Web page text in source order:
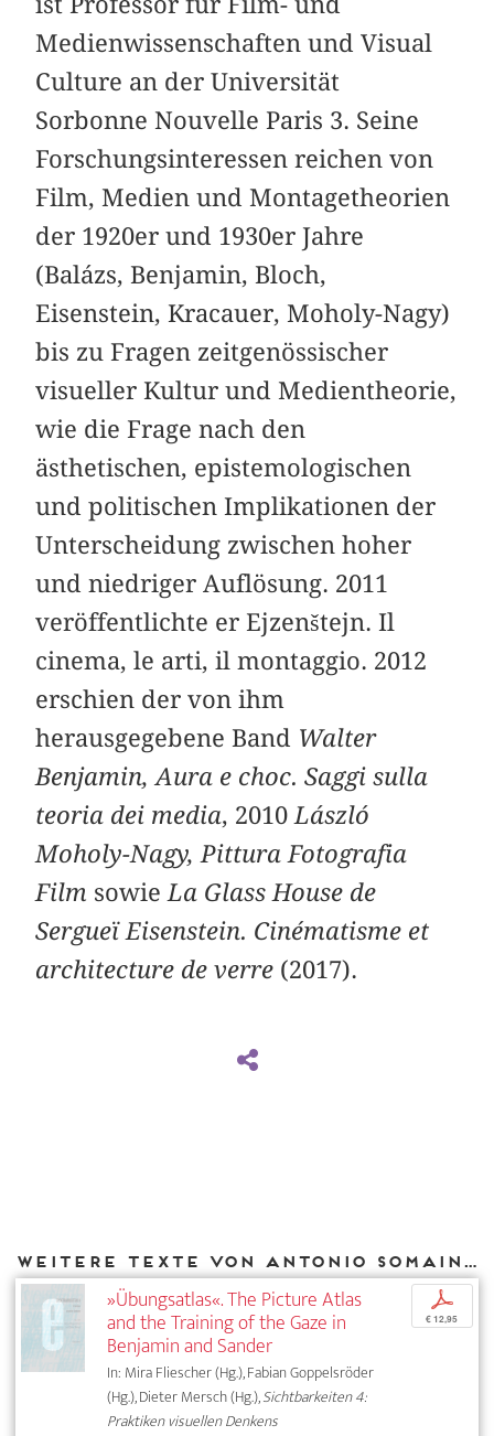
Medienwissenschaften und Visual
Culture an der Universität
Sorbonne Nouvelle Paris 3. Seine
Forschungsinteressen reichen von
Film, Medien und Montagetheorien
der 1920er und 1930er Jahre
(Balázs, Benjamin, Bloch,
Eisenstein, Kracauer, Moholy-Nagy)
bis zu Fragen zeitgenössischer
visueller Kultur und Medientheorie,
wie die Frage nach den
ästhetischen, epistemologischen
und politischen Implikationen der
Unterscheidung zwischen hoher
und niedriger Auflösung. 2011
veröffentlichte er Ejzenštejn. Il
cinema, le arti, il montaggio. 2012
erschien der von ihm
herausgegebene Band Walter
Benjamin, Aura e choc. Saggi sulla
teoria dei media, 2010László
Moholy-Nagy, Pittura Fotografia
Film sowie La Glass House de
Sergueï Eisenstein. Cinématisme et
architecture de verre (2017).
Weitere Texte von Antonio Somaini bei DIAPHANES
»Übungsatlas«. The Picture Atlas
and the Training of the Gaze in
Benjamin and Sander
In: Mira Fliescher (Hg.), Fabian Goppelsröder
(Hg.), Dieter Mersch (Hg.),Sichtbarkeiten 4:
Praktiken visuellen Denkens
p
€ 12,95